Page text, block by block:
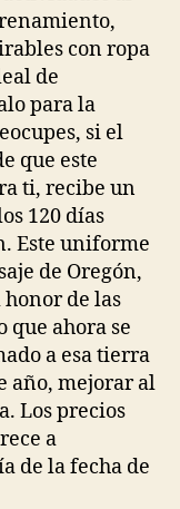
con ropa
de
para la
si el
que este
ti, recibe un
120 días
Este uniforme
de Oregón,
de las
que ahora se
a esa tierra
año, mejorar al
Los precios
a
de la fecha de